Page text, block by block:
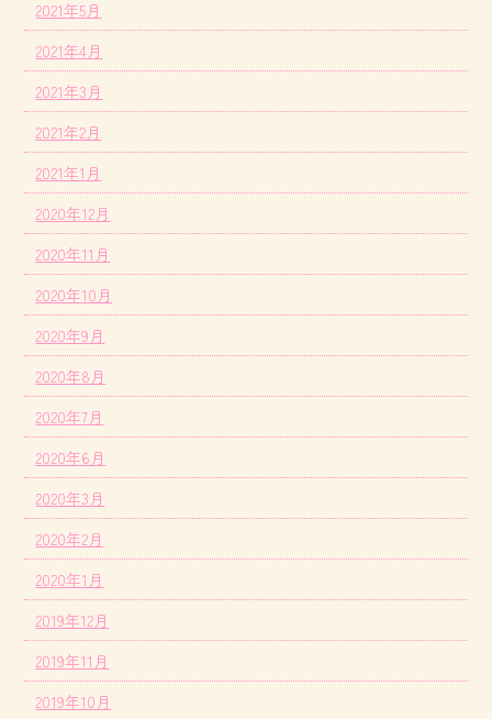
2021年5月
2021年4月
2021年3月
2021年2月
2021年1月
2020年12月
2020年11月
2020年10月
2020年9月
2020年8月
2020年7月
2020年6月
2020年3月
2020年2月
2020年1月
2019年12月
2019年11月
2019年10月